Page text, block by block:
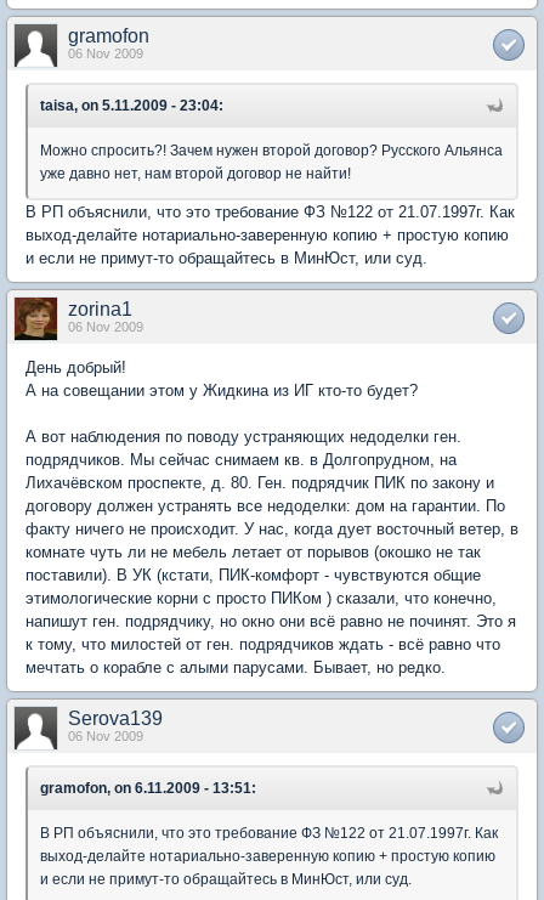
gramofon
06 Nov 2009
taisa, on 5.11.2009 - 23:04:
Можно спросить?! Зачем нужен второй договор? Русского Альянса
уже давно нет, нам второй договор не найти!
В РП объяснили, что это требование ФЗ №122 от 21.07.1997г. Как
выход-делайте нотариально-заверенную копию + простую копию
и если не примут-то обращайтесь в МинЮст, или суд.
zorina1
06 Nov 2009
День добрый!
А на совещании этом у Жидкина из ИГ кто-то будет?
А вот наблюдения по поводу устраняющих недоделки ген.
подрядчиков. Мы сейчас снимаем кв. в Долгопрудном, на
Лихачёвском проспекте, д. 80. Ген. подрядчик ПИК по закону и
договору должен устранять все недоделки: дом на гарантии. По
факту ничего не происходит. У нас, когда дует восточный ветер, в
комнате чуть ли не мебель летает от порывов (окошко не так
поставили). В УК (кстати, ПИК-комфорт - чувствуются общие
этимологические корни с просто ПИКом ) сказали, что конечно,
напишут ген. подрядчику, но окно они всё равно не починят. Это я
к тому, что милостей от ген. подрядчиков ждать - всё равно что
мечтать о корабле с алыми парусами. Бывает, но редко.
Serova139
06 Nov 2009
gramofon, on 6.11.2009 - 13:51:
В РП объяснили, что это требование ФЗ №122 от 21.07.1997г. Как
выход-делайте нотариально-заверенную копию + простую копию
и если не примут-то обращайтесь в МинЮст, или суд.